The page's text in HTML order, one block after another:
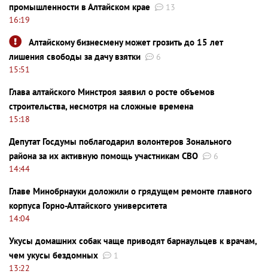
промышленности в Алтайском крае
13
16:19
Алтайскому бизнесмену может грозить до 15 лет
лишения свободы за дачу взятки
6
15:51
Глава алтайского Минстроя заявил о росте объемов
строительства, несмотря на сложные времена
15:18
Депутат Госдумы поблагодарил волонтеров Зонального
района за их активную помощь участникам СВО
6
14:44
Главе Минобрнауки доложили о грядущем ремонте главного
корпуса Горно-Алтайского университета
14:04
Укусы домашних собак чаще приводят барнаульцев к врачам,
чем укусы бездомных
1
13:22